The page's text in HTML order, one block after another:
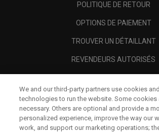
POLITIQUE DE RETOUR
OPTIONS DE PAIEMENT
TROUVER UN DÉTAILLANT
REVENDEURS AUTORISÉS
A PROPOS
MENTIONS LÉGALES
We and our third-party partners use cookies
technologies to run the website. Some cookies
necessary. Others are optional and provide a
personalized experience, improve the way our
work, and support our marketing operations;